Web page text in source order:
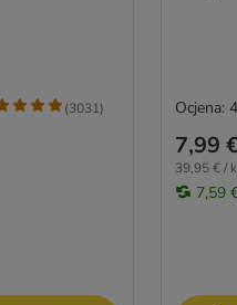
(3031)
7,99
39,95 € /
7,59
Ocjena: